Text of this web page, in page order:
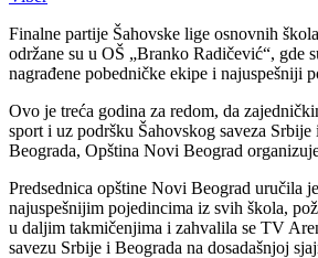
Finalne partije Šahovske lige osnovnih
održane su u OŠ „Branko Radičević“, gde
nagrađene pobedničke ekipe i najuspešniji
Ovo je treća godina za redom, da
sport i uz podršku Šahovskog saveza Srbije
Beograda, Opština Novi Beograd
Predsednica opštine Novi Beograd uručila
najuspešnijim pojedincima iz svih škola,
u daljim takmičenjima i zahvalila se TV
savezu Srbije i Beograda na dosadašnjoj